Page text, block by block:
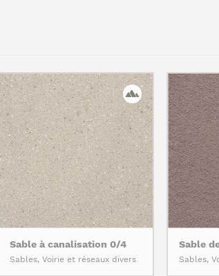
Sable à canalisation 0/4
Sables, Voirie et réseaux divers
Sable
Sables,